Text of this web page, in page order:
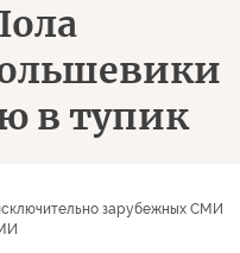
в тупик
зарубежных СМИ